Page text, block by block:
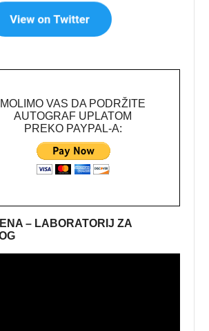
MOLIMO VAS DA PODRŽITE
AUTOGRAF UPLATOM
PREKO PAYPAL-A:
– LABORATORIJ ZA